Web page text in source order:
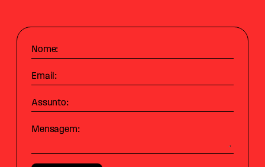
Nome:
Email:
Assunto:
Mensagem: